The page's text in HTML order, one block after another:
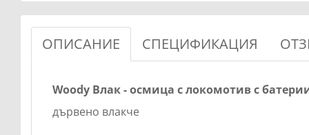
ОПИСАНИЕ СПЕЦИФИКАЦИЯ
Woody Влак - осмица с локомотив с
дървено влакче